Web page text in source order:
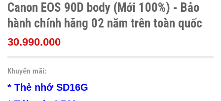
Canon EOS 90D body (Mới 100%) - Bảo
hành chính hãng 02 năm trên toàn quốc
30.990.000
Khuyến mãi:
* Thẻ nhớ SD16G